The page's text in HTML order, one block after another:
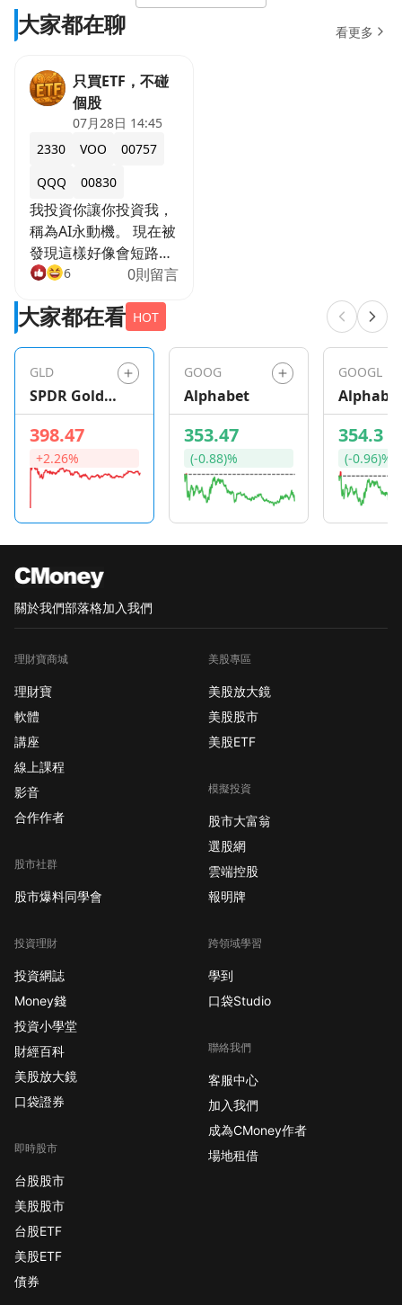
大家都在聊 看更多
只買ETF，不碰
個股
07月28日 14:45
2330
VOO
00757
QQQ
00830
我投資你讓你投資我，
稱為AI永動機。 現在被
發現這樣好像會短路，
所以先破掉一個小泡
泡沫在還小的時候破
做人工智障，現在這反
而成為蘋果的優勢。 不
管買鏟子的人能不能挖
到金礦，我們是賣鏟子
的人，我們唯一要擔心
不到金礦而不買鏟子
能夠有幾位能挖到吧。
不管最後是誰贏，我們
都不會輸的。
6 0則留言
大家都在看 HOT
GLD
SPDR Gold
Shares
398.47
+2.26%
GOOG
Alphabet
353.47
(-0.88)%
GOOGL
354.3
(-0.96)%
關於我們部落格加入我們
理財寶商城
理財寶
軟體
講座
線上課程
影音
合作作者
股市社群
股市爆料同學會
投資理財
投資網誌
Money錢
投資小學堂
財經百科
美股放大鏡
口袋證券
即時股市
台股股市
美股股市
台股ETF
美股ETF
債券
美股專區
美股放大鏡
美股股市
美股ETF
模擬投資
股市大富翁
選股網
雲端控股
報明牌
跨領域學習
學到
口袋Studio
聯絡我們
客服中心
加入我們
成為CMoney作者
場地租借